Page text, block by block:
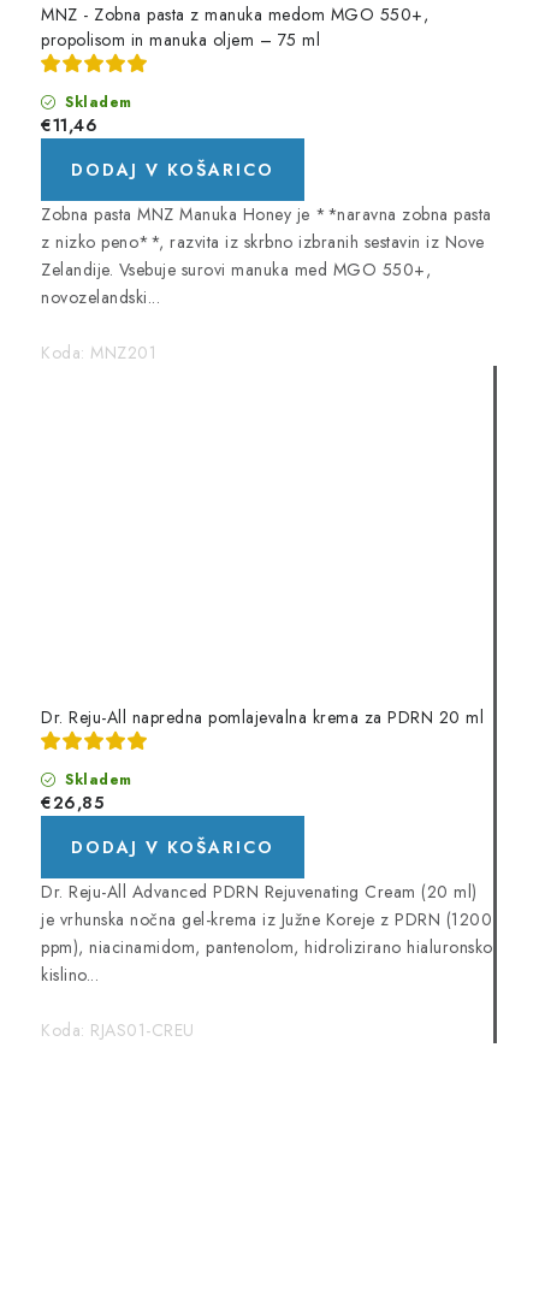
MNZ - Zobna pasta z manuka medom MGO 550+,
propolisom in manuka oljem – 75 ml
Skladem
€11,46
DODAJ V KOŠARICO
Zobna pasta MNZ Manuka Honey je **naravna zobna pasta
z nizko peno**, razvita iz skrbno izbranih sestavin iz Nove
Zelandije. Vsebuje surovi manuka med MGO 550+,
novozelandski...
Koda: MNZ201
Dr. Reju-All napredna pomlajevalna krema za PDRN 20 ml
Skladem
€26,85
DODAJ V KOŠARICO
Dr. Reju-All Advanced PDRN Rejuvenating Cream (20 ml)
je vrhunska nočna gel-krema iz Južne Koreje z PDRN (1200
ppm), niacinamidom, pantenolom, hidrolizirano hialuronsko
kislino...
Koda: RJAS01-CREU